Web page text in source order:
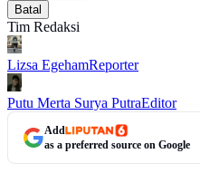
Batal
Tim Redaksi
Lizsa EgehamReporter
Putu Merta Surya PutraEditor
Add
as a preferred source on Google